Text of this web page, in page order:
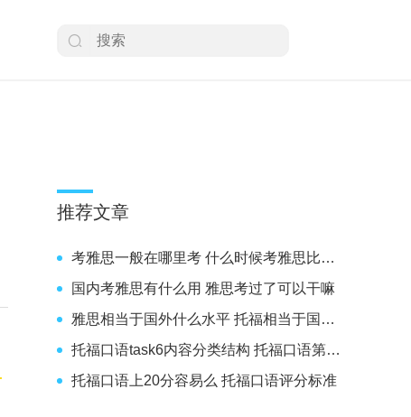
推荐文章
考雅思一般在哪里考 什么时候考雅思比较合适
国内考雅思有什么用 雅思考过了可以干嘛
雅思相当于国外什么水平 托福相当于国外什么水平
托福口语task6内容分类结构 托福口语第六题模版
托福口语上20分容易么 托福口语评分标准